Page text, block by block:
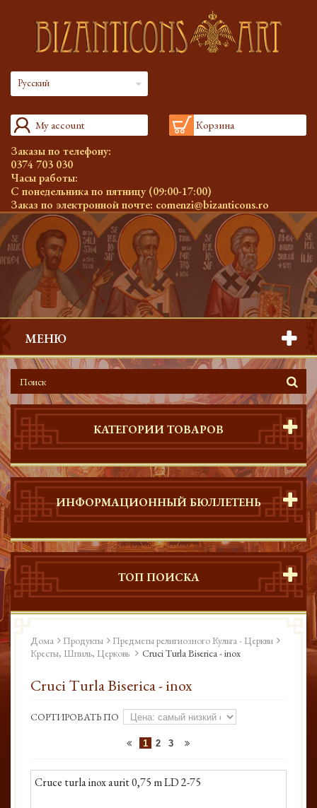
Русский
My account Корзина
Заказы по телефону:
0374 703 030
Часы работы:
С понедельника по пятницу (09:00-17:00)
Заказ по электронной почте: comenzi@bizanticons.ro
МЕНЮ
КАТЕГОРИИ ТОВАРОВ
ИНФОРМАЦИОННЫЙ БЮЛЛЕТЕНЬ
ТОП ПОИСКА
Дома Продукты
Предметы религиозного Культа - Церкви
Кресты, Шпиль, Церковь
Cruci Turla Biserica - inox
Cruci Turla Biserica - inox
СОРТИРОВАТЬ ПО
1 2 3
Cruce turla inox aurit 0,75 m LD 2-75